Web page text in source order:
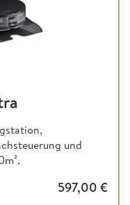
und
597,00 €